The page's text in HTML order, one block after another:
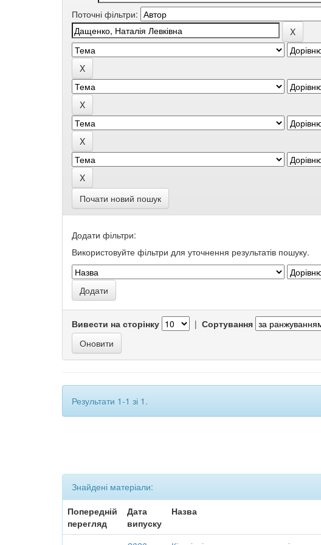
Поточні фільтри:
Почати новий пошук
Додати фільтри:
Використовуйте фільтри для уточнення результатів пошуку.
Вивести на сторінку | Сортування
Результати 1-1 зі 1.
Знайдені матеріали:
Попередній
перегляд
Дата
випуску
Назва